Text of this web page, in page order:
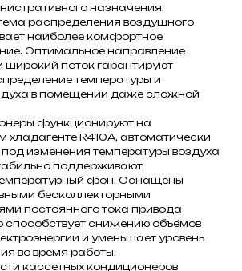
назначения.
распределения воздушного
наиболее комфортное
Оптимальное направление
широкий поток гарантируют
температуры и
в помещении даже сложной
функционируют на
хладагенте R410A, автоматически
изменения температуры воздуха
поддерживают
фон. Оснащены
бесколлекторными
постоянного тока привода
способствует снижению объёмов
и уменьшает уровень
во время работы.
кассетных кондиционеров